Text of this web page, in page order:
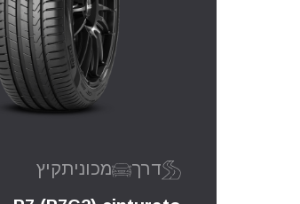
דרך מכוניתקיץ